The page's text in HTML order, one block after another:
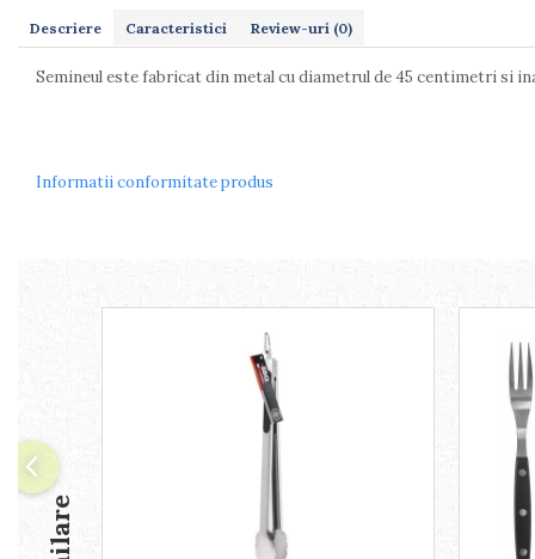
Etajere
Ustensile pentru gatit
Decojitoare fructe si legume
Strecuratori
Tocatoare de bucatarie
Adaptor plita
Aprinzatoare aragaz
Arzatoare
Descriere Caracteristici Review-uri (0)
Semineul este fabricat din metal cu diametrul de 45 centimetri si
Informatii conformitate produs